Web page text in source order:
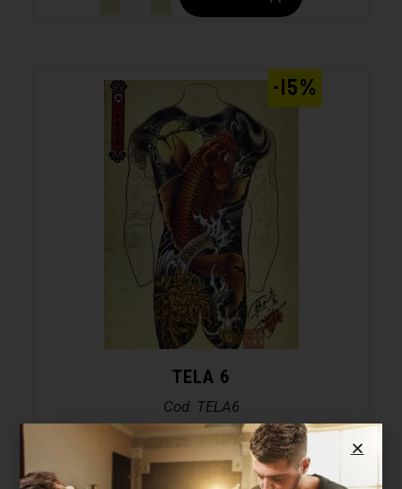
TELA 6
Cod. TELA6
Disponibilità immediata
18,30 € 15,56€
-15%